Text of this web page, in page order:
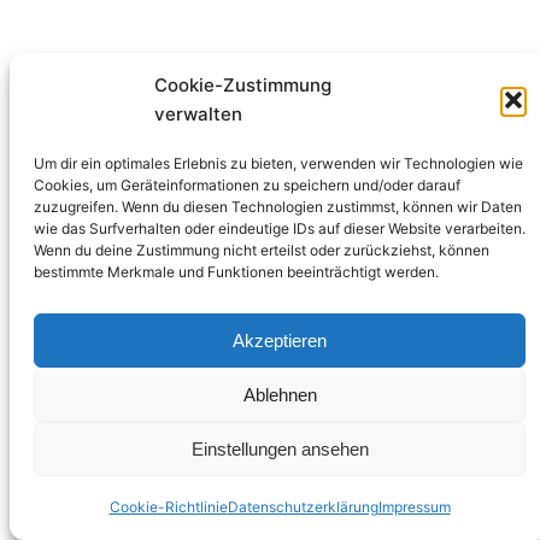
Cookie-Zustimmung
verwalten
Um dir ein optimales Erlebnis zu bieten, verwenden wir Technologien wie
Cookies, um Geräteinformationen zu speichern und/oder darauf
zuzugreifen. Wenn du diesen Technologien zustimmst, können wir Daten
wie das Surfverhalten oder eindeutige IDs auf dieser Website verarbeiten.
Wenn du deine Zustimmung nicht erteilst oder zurückziehst, können
bestimmte Merkmale und Funktionen beeinträchtigt werden.
Akzeptieren
Ablehnen
Einstellungen ansehen
Cookie-RichtlinieDatenschutzerklärungImpressum
Therapeutische Schatztruhe
Stolz präsentiert vonWordPress